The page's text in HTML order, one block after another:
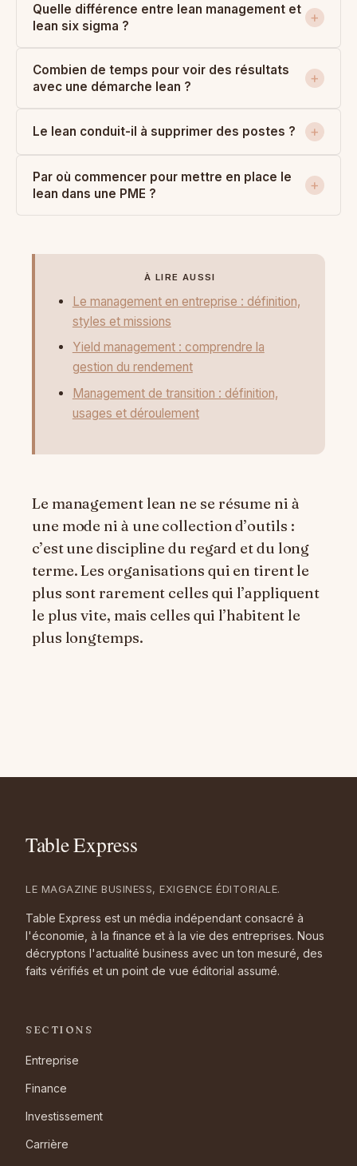
Quelle différence entre lean management et
lean six sigma ?
Combien de temps pour voir des résultats
avec une démarche lean ?
Le lean conduit-il à supprimer des postes ?
Par où commencer pour mettre en place le
lean dans une PME ?
À LIRE AUSSI
Le management en entreprise : définition,
styles et missions
Yield management : comprendre la
gestion du rendement
Management de transition : définition,
usages et déroulement
Le management lean ne se résume ni à
une mode ni à une collection d’outils :
c’est une discipline du regard et du long
terme. Les organisations qui en tirent le
plus sont rarement celles qui l’appliquent
le plus vite, mais celles qui l’habitent le
plus longtemps.
LE MAGAZINE BUSINESS, EXIGENCE ÉDITORIALE.
Table Express est un média indépendant consacré à
l'économie, à la finance et à la vie des entreprises. Nous
décryptons l'actualité business avec un ton mesuré, des
faits vérifiés et un point de vue éditorial assumé.
SECTIONS
Entreprise
Finance
Investissement
Carrière